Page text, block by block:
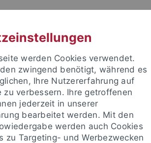
werden Cookies verwendet.
zwingend benötigt, während es
Ihre Nutzererfahrung auf
zu verbessern. Ihre getroffenen
jederzeit in unserer
bearbeitet werden. Mit den
werden auch Cookies
zu Targeting- und Werbezwecken